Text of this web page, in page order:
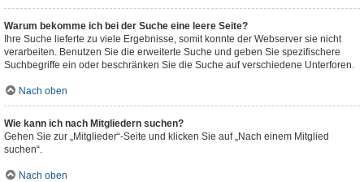
Warum bekomme ich bei der Suche eine leere Seite?
Ihre Suche lieferte zu viele Ergebnisse, somit konnte der Webserver sie nicht
verarbeiten. Benutzen Sie die erweiterte Suche und geben Sie spezifischere
Suchbegriffe ein oder beschränken Sie die Suche auf verschiedene Unterforen.
Nach oben
Wie kann ich nach Mitgliedern suchen?
Gehen Sie zur „Mitglieder“-Seite und klicken Sie auf „Nach einem Mitglied
suchen“.
Nach oben